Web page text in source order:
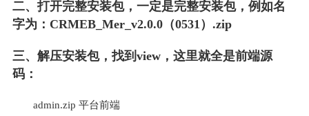
二、打开完整安装包，一定是完整安装包，例如名
字为：CRMEB_Mer_v2.0.0（0531）.zip
三、解压安装包，找到view，这里就全是前端源
码：
admin.zip 平台前端